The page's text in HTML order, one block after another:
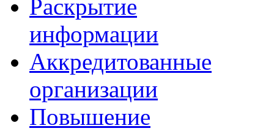
Раскрытие
информации
Аккредитованные
организации
Повышение